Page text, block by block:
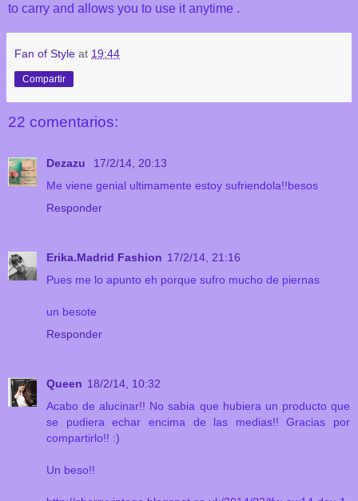
to carry and allows you to use it anytime .
Fan of Style at 19:44
Compartir
22 comentarios:
Dezazu
17/2/14, 20:13
Me viene genial ultimamente estoy sufriendola!!besos
Responder
Erika.Madrid Fashion 17/2/14, 21:16
Pues me lo apunto eh porque sufro mucho de piernas
un besote
Responder
Queen 18/2/14, 10:32
Acabo de alucinar!! No sabia que hubiera un producto que
se pudiera echar encima de las medias!! Gracias por
compartirlo!! :)
Un beso!!